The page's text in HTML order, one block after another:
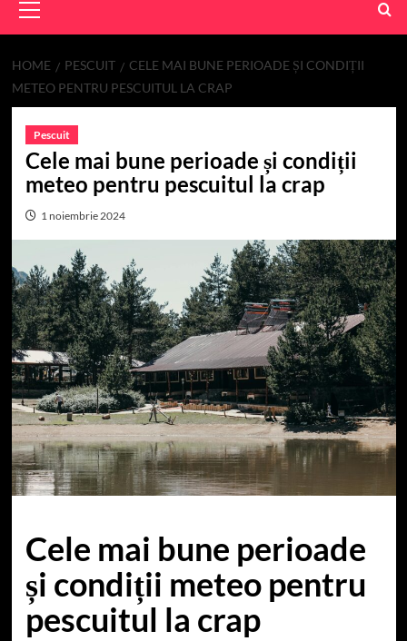
Menu
HOME PESCUIT
CELE MAI BUNE PERIOADE ȘI CONDIȚII
METEO PENTRU PESCUITUL LA CRAP
Pescuit
Cele mai bune perioade și condiții
meteo pentru pescuitul la crap
1 noiembrie 2024
Cele mai bune perioade
și condiții meteo pentru
pescuitul la crap